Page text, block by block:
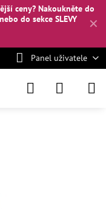
✕
ceny? Nakoukněte do
nebo do sekce SLEVY
Panel uživatele